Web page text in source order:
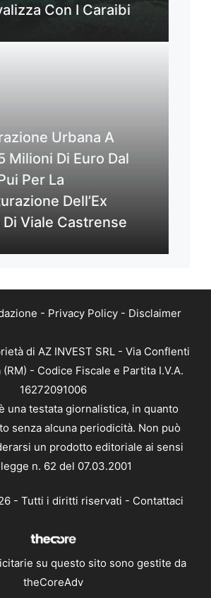
Con I Caraibi
Urbana A
Milioni Di Euro Dal
Per La
Dell’Ex
Di Viale Castrense
- Privacy Policy - Disclaimer
di AZ INVEST SRL - Via Conflenti
(RM) - Codice Fiscale e Partita I.V.A.
16272091006
una testata giornalistica, in quanto
senza alcuna periodicità. Non può
un prodotto editoriale ai sensi
n. 62 del 07.03.2001
- Tutti i diritti riservati - Contattaci
su questo sito sono gestite da
theCoreAdv